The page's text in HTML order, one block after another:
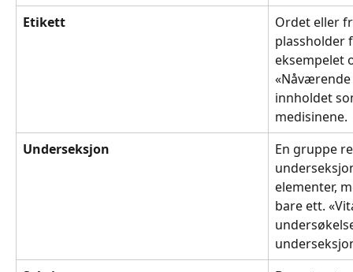
Etikett
Ordet eller
plassholder
eksempelet
innholdet
medisinene.
Underseksjon
En gruppe
elementer,
bare ett.